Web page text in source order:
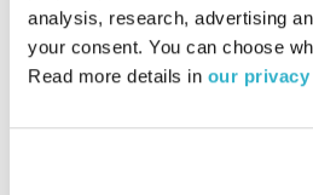
analysis, research, advertising
your consent. You can choose
Read more details in our
מוזיקה מעולה בעריכתה ובהגשתה